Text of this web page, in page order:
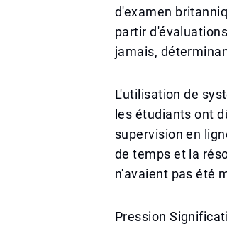
d'examen
partir
jamais,
L'utilisation de
les étudiants ont
supervision en
de temps et la
n'avaient pas été
Pression